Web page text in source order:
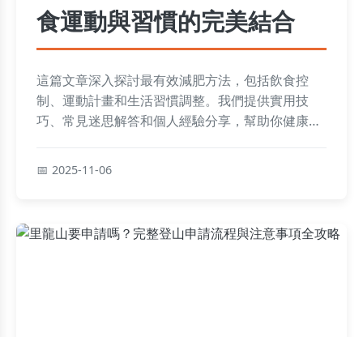
食運動與習慣的完美結合
這篇文章深入探討最有效減肥方法，包括飲食控
制、運動計畫和生活習慣調整。我們提供實用技
巧、常見迷思解答和個人經驗分享，幫助你健康減
2025-11-06